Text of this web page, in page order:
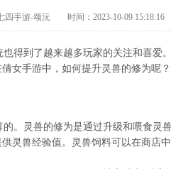
四手游-颂沅 时间：2023-10-09 15:18:16
得到了越来越多玩家的关注和喜爱
女手游中，如何提升灵兽的修为呢
。灵兽的修为是通过升级和喂食灵
灵兽经验值。灵兽饲料可以在商店